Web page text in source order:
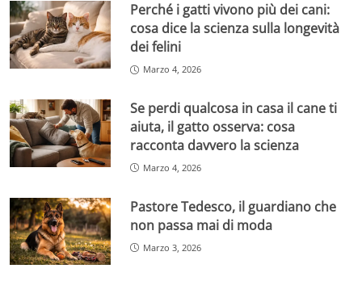
Perché i gatti vivono più dei cani:
cosa dice la scienza sulla longevità
dei felini
Marzo 4, 2026
Se perdi qualcosa in casa il cane ti
aiuta, il gatto osserva: cosa
racconta davvero la scienza
Marzo 4, 2026
Pastore Tedesco, il guardiano che
non passa mai di moda
Marzo 3, 2026